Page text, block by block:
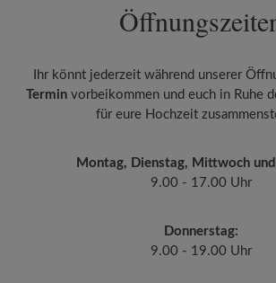
Ihr könnt jederzeit während unserer
Terminvorbeikommen und euch in Ruhe
für eure Hochzeit
Montag, Dienstag, Mittwoch
9.00 - 17.00 Uhr
Donnerstag:
9.00 - 19.00 Uhr